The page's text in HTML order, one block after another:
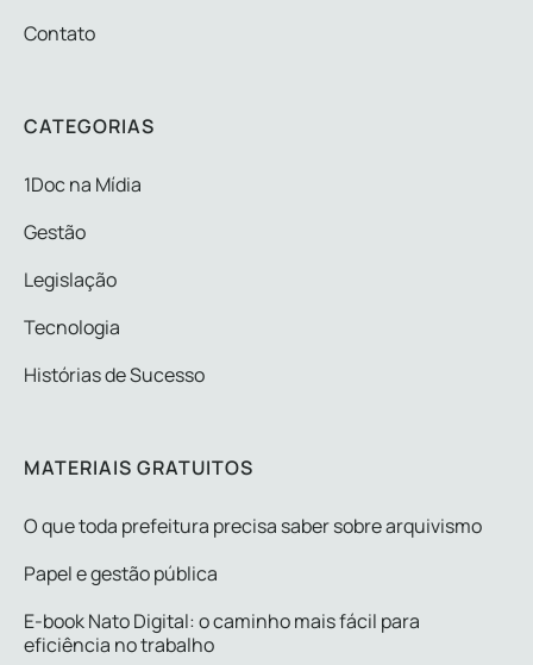
Contato
CATEGORIAS
1Doc na Mídia
Gestão
Legislação
Tecnologia
Histórias de Sucesso
MATERIAIS GRATUITOS
O que toda prefeitura precisa saber sobre arquivismo
Papel e gestão pública
E-book Nato Digital: o caminho mais fácil para
eficiência no trabalho